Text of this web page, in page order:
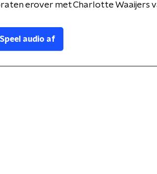
erover met Charlotte Waaijers
Speel audio af